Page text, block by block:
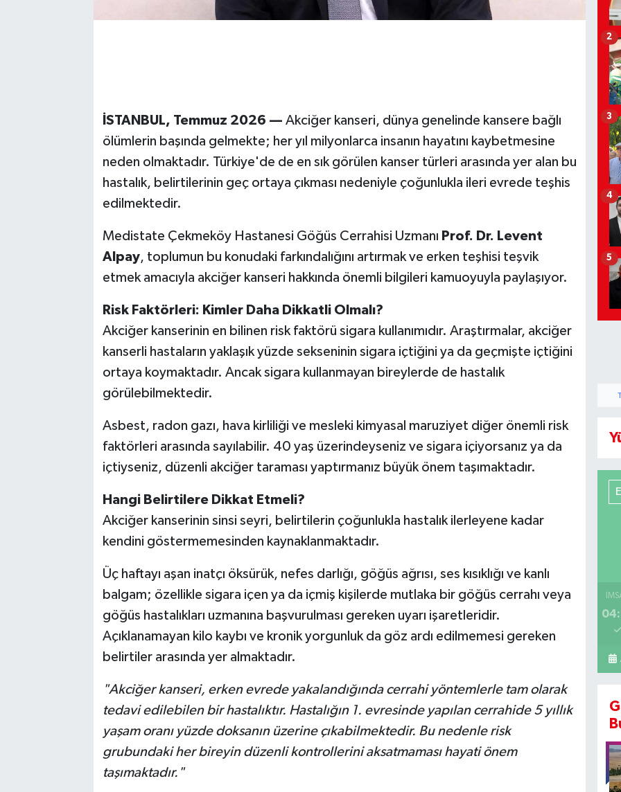
İSTANBUL, Temmuz 2026 — Akciğer kanseri, dünya genelinde kansere bağlı
ölümlerin başında gelmekte; her yıl milyonlarca insanın hayatını kaybetmesine
neden olmaktadır. Türkiye'de de en sık görülen kanser türleri arasında yer alan bu
hastalık, belirtilerinin geç ortaya çıkması nedeniyle çoğunlukla ileri evrede teşhis
edilmektedir.
Medistate Çekmeköy Hastanesi Göğüs Cerrahisi Uzmanı Prof. Dr. Levent
Alpay, toplumun bu konudaki farkındalığını artırmak ve erken teşhisi teşvik
etmek amacıyla akciğer kanseri hakkında önemli bilgileri kamuoyuyla paylaşıyor.
Risk Faktörleri: Kimler Daha Dikkatli Olmalı?
Akciğer kanserinin en bilinen risk faktörü sigara kullanımıdır. Araştırmalar, akciğer
kanserli hastaların yaklaşık yüzde sekseninin sigara içtiğini ya da geçmişte içtiğini
ortaya koymaktadır. Ancak sigara kullanmayan bireylerde de hastalık
görülebilmektedir.
Asbest, radon gazı, hava kirliliği ve mesleki kimyasal maruziyet diğer önemli risk
faktörleri arasında sayılabilir. 40 yaş üzerindeyseniz ve sigara içiyorsanız ya da
içtiyseniz, düzenli akciğer taraması yaptırmanız büyük önem taşımaktadır.
Hangi Belirtilere Dikkat Etmeli?
Akciğer kanserinin sinsi seyri, belirtilerin çoğunlukla hastalık ilerleyene kadar
kendini göstermemesinden kaynaklanmaktadır.
Üç haftayı aşan inatçı öksürük, nefes darlığı, göğüs ağrısı, ses kısıklığı ve kanlı
balgam; özellikle sigara içen ya da içmiş kişilerde mutlaka bir göğüs cerrahı veya
göğüs hastalıkları uzmanına başvurulması gereken uyarı işaretleridir.
Açıklanamayan kilo kaybı ve kronik yorgunluk da göz ardı edilmemesi gereken
belirtiler arasında yer almaktadır.
"Akciğer kanseri, erken evrede yakalandığında cerrahi yöntemlerle tam olarak
tedavi edilebilen bir hastalıktır. Hastalığın 1. evresinde yapılan cerrahide 5 yıllık
yaşam oranı yüzde doksanın üzerine çıkabilmektedir. Bu nedenle risk
grubundaki her bireyin düzenli kontrollerini aksatmaması hayati önem
taşımaktadır."
2
3
4
5